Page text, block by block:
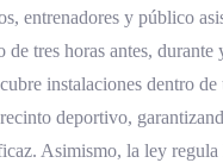
entrenadores y público
tres horas antes, durante
instalaciones dentro de
deportivo,
Asimismo, la ley regula